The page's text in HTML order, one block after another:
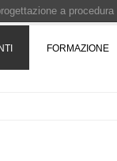
FORMAZIONE
a
- La pronuncia
- XX edizione